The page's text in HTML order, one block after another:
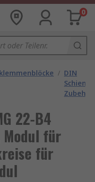
0
/ DIN
Zubehör
22-B4
für
für